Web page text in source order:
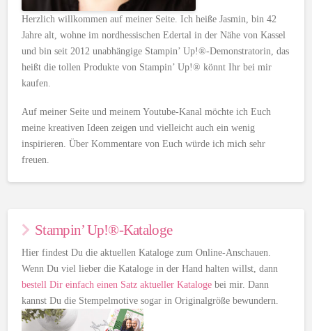
Herzlich willkommen auf meiner Seite. Ich heiße Jasmin, bin 42
Jahre alt, wohne im nordhessischen Edertal in der Nähe von Kassel
und bin seit 2012 unabhängige Stampin’ Up!®-Demonstratorin, das
heißt die tollen Produkte von Stampin’ Up!® könnt Ihr bei mir
kaufen.
Auf meiner Seite und meinem Youtube-Kanal möchte ich Euch
meine kreativen Ideen zeigen und vielleicht auch ein wenig
inspirieren. Über Kommentare von Euch würde ich mich sehr
freuen.
Stampin’ Up!®-Kataloge
Hier findest Du die aktuellen Kataloge zum Online-Anschauen.
Wenn Du viel lieber die Kataloge in der Hand halten willst, dann
bestell Dir einfach einen Satz aktueller Kataloge bei mir. Dann
kannst Du die Stempelmotive sogar in Originalgröße bewundern.